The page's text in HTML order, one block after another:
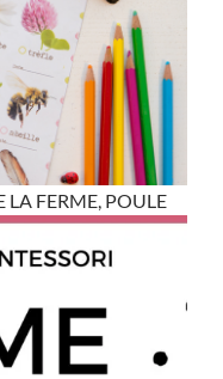
FERME, POULE